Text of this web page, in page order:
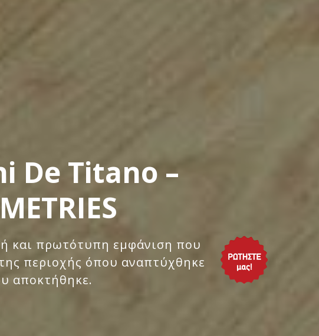
De Titano –
και πρωτότυπη εμφάνιση που
περιοχής όπου αναπτύχθηκε
αποκτήθηκε.